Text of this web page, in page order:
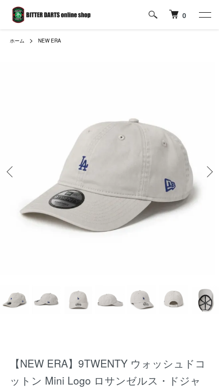
0
ホーム NEW ERA
【NEW ERA】9TWENTY ウォッシュドコ
ットン Mini Logo ロサンゼルス・ドジャ